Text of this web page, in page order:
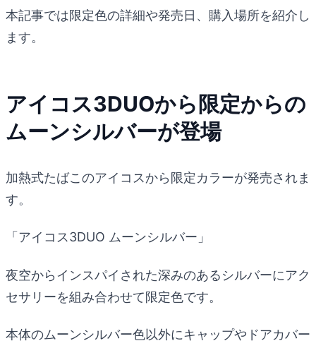
本記事では限定色の詳細や発売日、購入場所を紹介し
ます。
アイコス3DUOから限定からの
ムーンシルバーが登場
加熱式たばこのアイコスから限定カラーが発売されま
す。
「アイコス3DUO ムーンシルバー」
夜空からインスパイされた深みのあるシルバーにアク
セサリーを組み合わせて限定色です。
本体のムーンシルバー色以外にキャップやドアカバー